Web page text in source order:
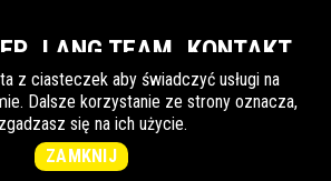
LANG TEAM KONTAKT
z ciasteczek aby świadczyć usługi na
Dalsze korzystanie ze strony oznacza,
się na ich użycie.
ZAMKNIJ